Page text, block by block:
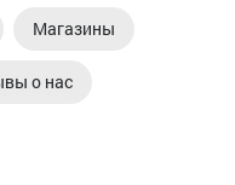
Магазины
о нас